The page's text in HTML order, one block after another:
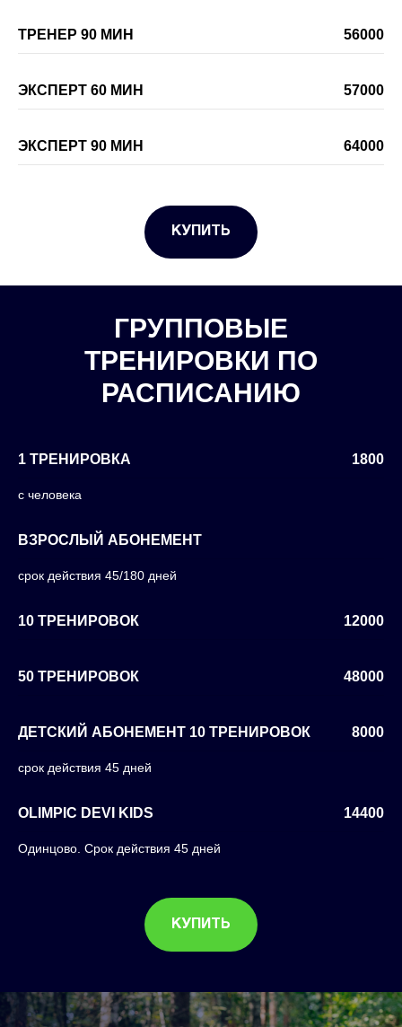
ТРЕНЕР 90 МИН 56000
ЭКСПЕРТ 60 МИН 57000
ЭКСПЕРТ 90 МИН 64000
КУПИТЬ
ГРУППОВЫЕ
ТРЕНИРОВКИ ПО
РАСПИСАНИЮ
1 ТРЕНИРОВКА 1800
с человека
ВЗРОСЛЫЙ АБОНЕМЕНТ
срок действия 45/180 дней
10 ТРЕНИРОВОК 12000
50 ТРЕНИРОВОК 48000
ДЕТСКИЙ АБОНЕМЕНТ 10 ТРЕНИРОВОК 8000
срок действия 45 дней
OLIMPIC DEVI KIDS 14400
Одинцово. Срок действия 45 дней
КУПИТЬ